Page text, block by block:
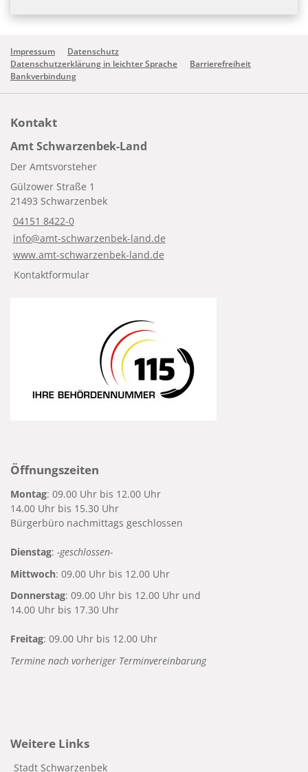
Impressum
Datenschutz
Datenschutzerklärung in leichter Sprache
Barrierefreiheit
Bankverbindung
Kontakt
Amt Schwarzenbek-Land
Der Amtsvorsteher
Gülzower Straße 1
21493 Schwarzenbek
04151 8422-0
info@amt-schwarzenbek-land.de
www.amt-schwarzenbek-land.de
Kontaktformular
Öffnungszeiten
Montag: 09.00 Uhr bis 12.00 Uhr
14.00 Uhr bis 15.30 Uhr
Bürgerbüro nachmittags geschlossen
Dienstag: -geschlossen-
Mittwoch: 09.00 Uhr bis 12.00 Uhr
Donnerstag: 09.00 Uhr bis 12.00 Uhr und
14.00 Uhr bis 17.30 Uhr
Freitag: 09.00 Uhr bis 12.00 Uhr
Termine nach vorheriger Terminvereinbarung
Weitere Links
Stadt Schwarzenbek